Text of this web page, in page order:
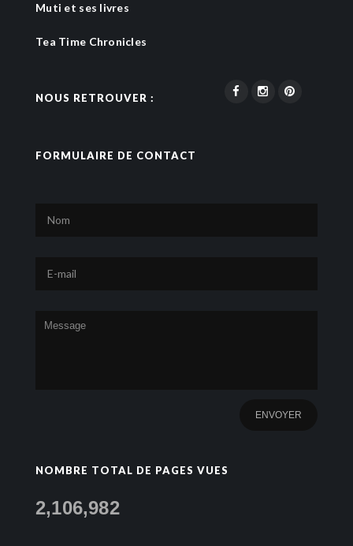
Muti et ses livres
Tea Time Chronicles
NOUS RETROUVER :
FORMULAIRE DE CONTACT
NOMBRE TOTAL DE PAGES VUES
2,106,982